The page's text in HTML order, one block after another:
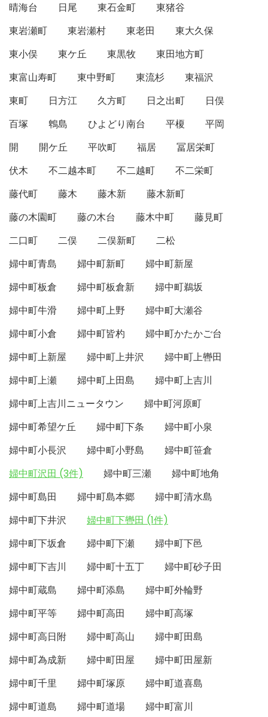
晴海台 日尾 東石金町
東猪谷
東岩瀬町
東岩瀬村 東老田
東大久保
東小俣
東ケ丘 東黒牧
東田地方町
東富山寿町
東中野町 東流杉
東福沢
東町
日方江 久方町 日之出町
日俣
百塚
鵯島 ひよどり南台 平榎
平岡
開
開ケ丘 平吹町 福居
冨居栄町
伏木
不二越本町 不二越町
不二栄町
藤代町
藤木 藤木新
藤木新町
藤の木園町
藤の木台 藤木中町
藤見町
二口町
二俣 二俣新町
二松
婦中町青島
婦中町新町
婦中町新屋
婦中町板倉
婦中町板倉新
婦中町鵜坂
婦中町牛滑
婦中町上野
婦中町大瀬谷
婦中町小倉
婦中町皆杓
婦中町かたかご台
婦中町上新屋
婦中町上井沢
婦中町上轡田
婦中町上瀬
婦中町上田島
婦中町上吉川
婦中町上吉川ニュータウン
婦中町河原町
婦中町希望ケ丘
婦中町下条
婦中町小泉
婦中町小長沢
婦中町小野島
婦中町笹倉
婦中町沢田 (3件)
婦中町三瀬
婦中町地角
婦中町島田
婦中町島本郷
婦中町清水島
婦中町下井沢
婦中町下轡田 (1件)
婦中町下坂倉
婦中町下瀬
婦中町下邑
婦中町下吉川
婦中町十五丁
婦中町砂子田
婦中町蔵島
婦中町添島
婦中町外輪野
婦中町平等
婦中町高田
婦中町高塚
婦中町高日附
婦中町高山
婦中町田島
婦中町為成新
婦中町田屋
婦中町田屋新
婦中町千里
婦中町塚原
婦中町道喜島
婦中町道島
婦中町道場
婦中町富川